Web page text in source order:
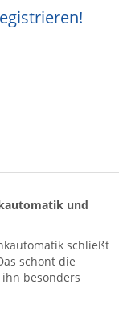
und
schließt
schont die
besonders